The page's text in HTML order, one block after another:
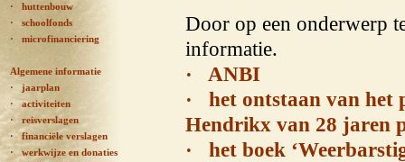
· huttenbouw
· schoolfonds
· microfinanciering
Algemene informatie
· jaarplan
· activiteiten
· reisverslagen
· financiële verslagen
· werkwijze en donaties
Door op een onderwerp
informatie.
· ANBI
· het ontstaan van het
Hendrikx van 28 jaren
· het boek